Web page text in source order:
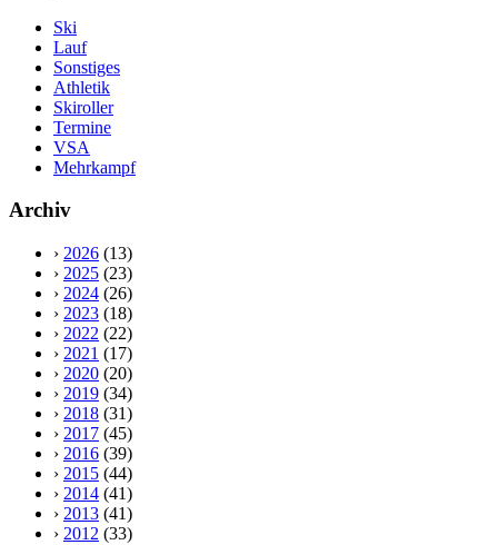
Ski
Lauf
Sonstiges
Athletik
Skiroller
Termine
VSA
Mehrkampf
Archiv
› 2026 (13)
› 2025 (23)
› 2024 (26)
› 2023 (18)
› 2022 (22)
› 2021 (17)
› 2020 (20)
› 2019 (34)
› 2018 (31)
› 2017 (45)
› 2016 (39)
› 2015 (44)
› 2014 (41)
› 2013 (41)
› 2012 (33)